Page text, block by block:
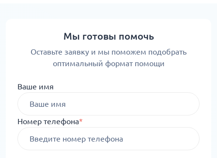
Мы готовы помочь
Оставьте заявку и мы поможем подобрать
оптимальный формат помощи
Ваше имя
Номер телефона*